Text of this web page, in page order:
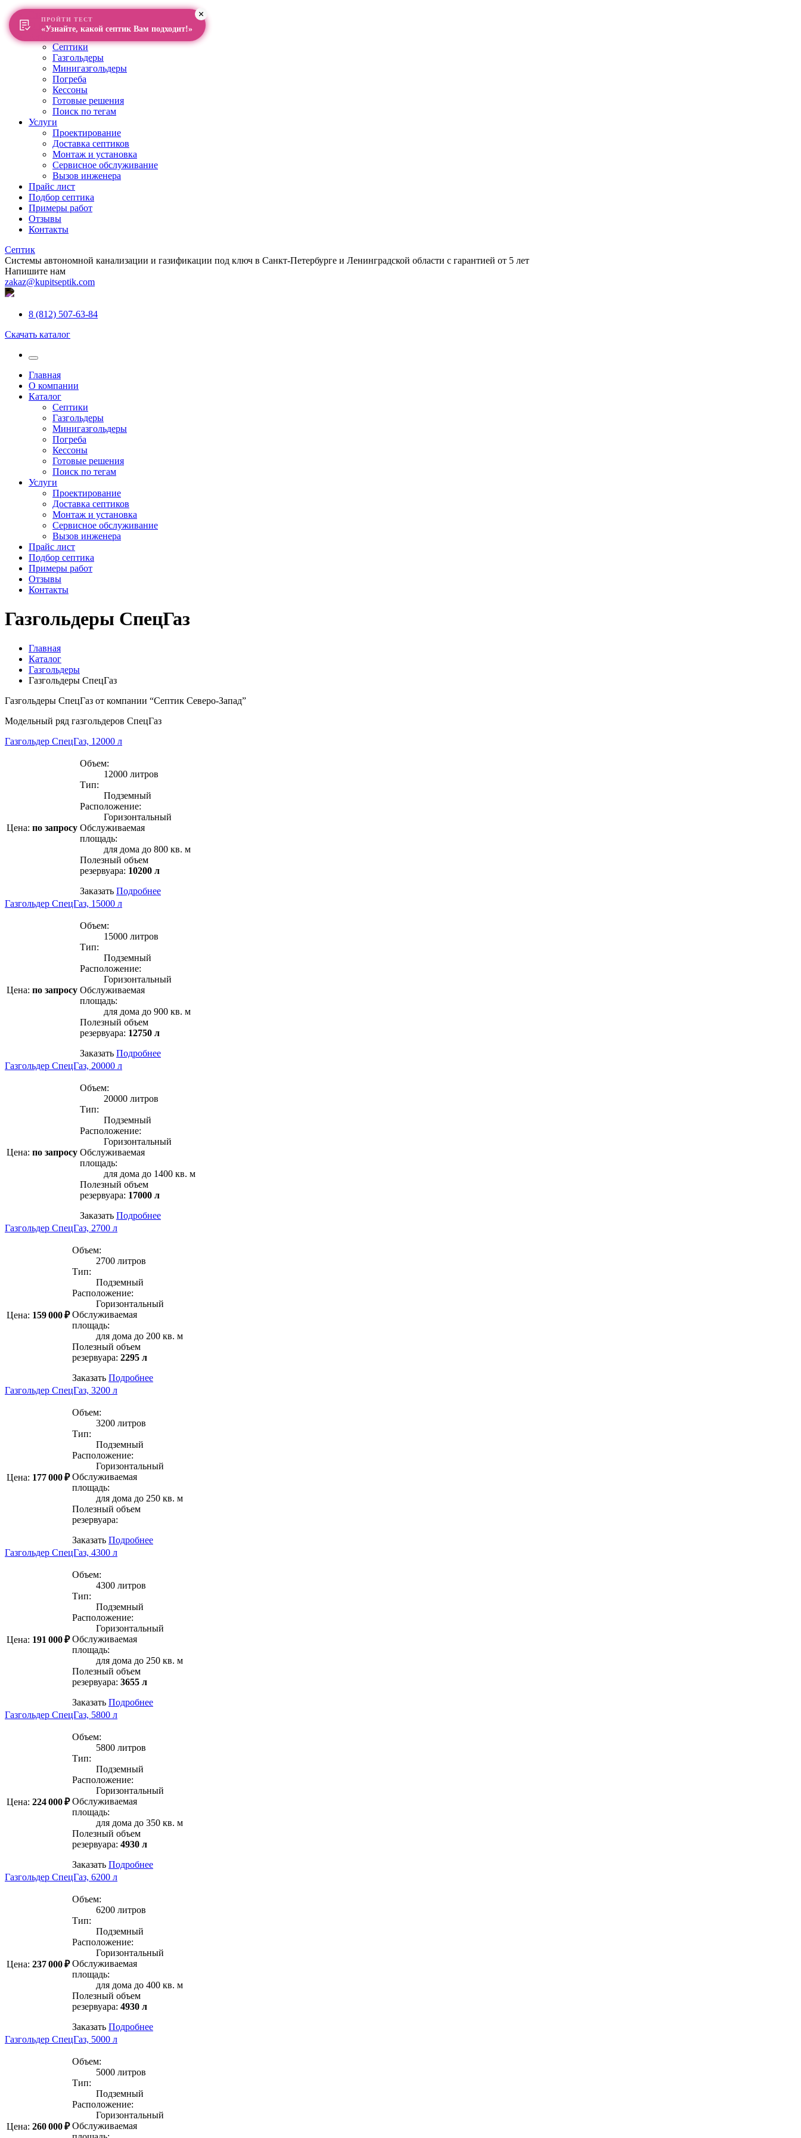
Главная
О компании
Септики
Газгольдеры
Минигазгольдеры
Погреба
Кессоны
Готовые решения
Поиск по тегам
Услуги
Проектирование
Доставка септиков
Монтаж и установка
Сервисное обслуживание
Вызов инженера
Прайс лист
Подбор септика
Примеры работ
Отзывы
Контакты
Септик
Системы автономной канализации и газификации под ключ в Санкт-Петербурге и Ленинградской области с гарантией от 5 лет
Напишите нам
zakaz@kupitseptik.com
8 (812) 507-63-84
Скачать каталог
Главная
О компании
Каталог
Септики
Газгольдеры
Минигазгольдеры
Погреба
Кессоны
Готовые решения
Поиск по тегам
Услуги
Проектирование
Доставка септиков
Монтаж и установка
Сервисное обслуживание
Вызов инженера
Прайс лист
Подбор септика
Примеры работ
Отзывы
Контакты
Газгольдеры СпецГаз
Главная
Каталог
Газгольдеры
Газгольдеры СпецГаз
Газгольдеры СпецГаз от компании “Септик Северо-Запад”
Модельный ряд газгольдеров СпецГаз
Газгольдер СпецГаз, 12000 л
Цена: по запросу
Объем:
12000 литров
Тип:
Подземный
Расположение:
Горизонтальный
Обслуживаемая
площадь:
для дома до 800 кв. м
Полезный объем
резервуара: 10200 л
Заказать Подробнее
Газгольдер СпецГаз, 15000 л
Цена: по запросу
Объем:
15000 литров
Тип:
Подземный
Расположение:
Горизонтальный
Обслуживаемая
площадь:
для дома до 900 кв. м
Полезный объем
резервуара: 12750 л
Заказать Подробнее
Газгольдер СпецГаз, 20000 л
Цена: по запросу
Объем:
20000 литров
Тип:
Подземный
Расположение:
Горизонтальный
Обслуживаемая
площадь:
для дома до 1400 кв. м
Полезный объем
резервуара: 17000 л
Заказать Подробнее
Газгольдер СпецГаз, 2700 л
Цена: 159 000 ₽
Объем:
2700 литров
Тип:
Подземный
Расположение:
Горизонтальный
Обслуживаемая
площадь:
для дома до 200 кв. м
Полезный объем
резервуара: 2295 л
Заказать Подробнее
Газгольдер СпецГаз, 3200 л
Цена: 177 000 ₽
Объем:
3200 литров
Тип:
Подземный
Расположение:
Горизонтальный
Обслуживаемая
площадь:
для дома до 250 кв. м
Полезный объем
резервуара:
Заказать Подробнее
Газгольдер СпецГаз, 4300 л
Цена: 191 000 ₽
Объем:
4300 литров
Тип:
Подземный
Расположение:
Горизонтальный
Обслуживаемая
площадь:
для дома до 250 кв. м
Полезный объем
резервуара: 3655 л
Заказать Подробнее
Газгольдер СпецГаз, 5800 л
Цена: 224 000 ₽
Объем:
5800 литров
Тип:
Подземный
Расположение:
Горизонтальный
Обслуживаемая
площадь:
для дома до 350 кв. м
Полезный объем
резервуара: 4930 л
Заказать Подробнее
Газгольдер СпецГаз, 6200 л
Цена: 237 000 ₽
Объем:
6200 литров
Тип:
Подземный
Расположение:
Горизонтальный
Обслуживаемая
площадь:
для дома до 400 кв. м
Полезный объем
резервуара: 4930 л
Заказать Подробнее
Газгольдер СпецГаз, 5000 л
Цена: 260 000 ₽
Объем:
5000 литров
Тип:
Подземный
Расположение:
Горизонтальный
Обслуживаемая
ПРОЙТИ ТЕСТ
«Узнайте, какой септик Вам подходит!»